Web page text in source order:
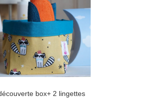
box+ 2 lingettes